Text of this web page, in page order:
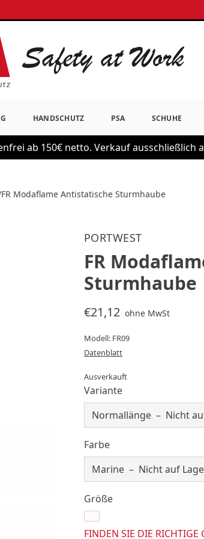
HANDSCHUTZ PSA SCHUHE
ab 150€ netto. Verkauf ausschließlich
FR Modaflame Antistatische Sturmhaube
PORTWEST
FR
Sturmhaube
€21,12 ohne MwSt
Modell: FR09
Datenblatt
Ausverkauft
Variante
Farbe
Größe
FINDEN SIE DIE RICHTIGE